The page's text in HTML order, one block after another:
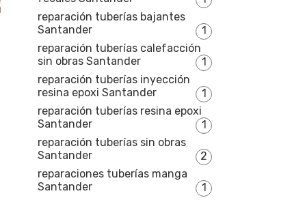
reparación tuberías bajantes
Santander
1
reparación tuberías calefacción
sin obras Santander
1
reparación tuberías inyección
resina epoxi Santander
1
reparación tuberías resina epoxi
Santander
1
reparación tuberías sin obras
Santander
2
reparaciones tuberías manga
Santander
1